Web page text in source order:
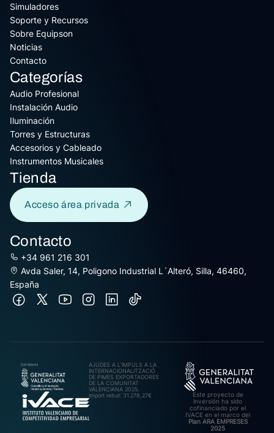
Simuladores
Soporte y Recursos
Sobre Equipson
Noticias
Contacto
Categorías
Audio Profesional
Instalación Audio
Iluminación
Torres y Estructuras
Accesorios y Cableado
Instrumentos Musicales
Tienda
Acceso área privada
Contacto
+34 961 216 301
Avda Saler, 14, Poligono Industrial L´Alteró, Silla, 46460,
España
AJUDES A L’IMPULS A LA
INTERNACIONALITZACIÓ
DE PIMES EXPORTADORES
DE LA COMUNITAT
VALENCIANA 2025.
Import rebut: 31.278,27€
Este proyecto de
inversión ha sido
cofinanciado por el
IVACE en el marco del
Plan ARA EMPRESES
2025